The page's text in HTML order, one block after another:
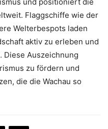
Flaggschiffe wie der
Welterbespots laden
aktiv zu erleben und
Diese Auszeichnung
zu fördern und
die die Wachau so